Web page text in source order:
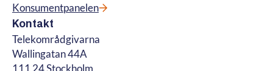
Konsumentpanelen
Kontakt
Telekområdgivarna
Wallingatan 44A
111 24 Stockholm